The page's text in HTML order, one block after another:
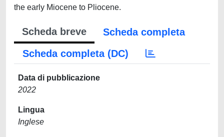
the early Miocene to Pliocene.
Scheda breve
Scheda completa
Scheda completa (DC)
Data di pubblicazione
2022
Lingua
Inglese